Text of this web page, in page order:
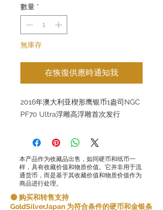
數量 *
無庫存
在恢復供應時通知我
2016年澳大利亚楔形鹰银币1盎司NGC
PF70 Ultra浮雕高浮雕首次发行
本产品作为收藏品出售，如同硬币和纸币一
样，具有收藏价值和物质价值。它并非用于流
通货币，而是基于其收藏价值和物质价值作为
商品进行处理。
🟢 购买和转售支持
GoldSilverJapan 为符合条件的硬币和金银条